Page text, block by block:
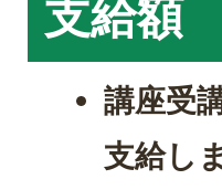
支給額
講座受
支給し